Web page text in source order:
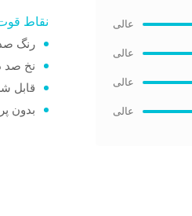
نقاط
رنگ
نخ صد
قابل
بدون